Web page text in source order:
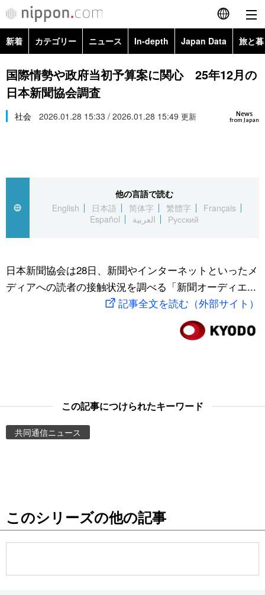
English
简体字
Русский
カテゴリー
経済・ビジネス
国際
文化
トップ
アーカイブ
In-depth
Japan Data
動画/Live
お知らせ
新着 カテゴリー ニュース In-depth Japan Data 旅と
政治・外交
経済・ビジネス
スポーツ・東京2020
Topics
国際情勢や政府当初予算案に関心 25年12月の
日本新聞協会調査
News
from Japan
社会 2026.01.28 15:33 / 2026.01.28 15:49 更新
他の言語で読む
English
日本語 简体字 繁體字
Français
Español
العربية Русский
日本新聞協会は28日、新聞やインターネットといったメ
ディアへの読者の接触状況を調べる「新聞オーディエ...
記事全文を読む（外部サイト）
この記事につけられたキーワード
共同通信ニュース
このシリーズの他の記事